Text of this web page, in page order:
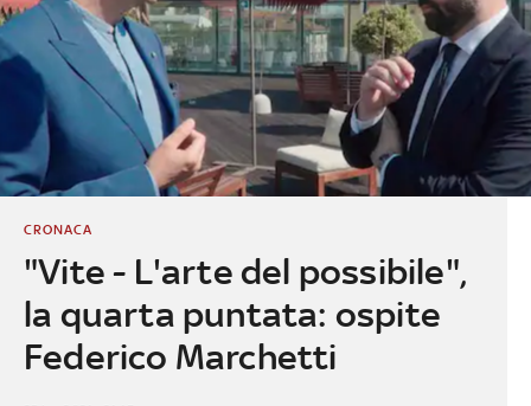
"Vite - L'arte del possibile",
la quarta puntata: ospite
Federico Marchetti
CRONACA